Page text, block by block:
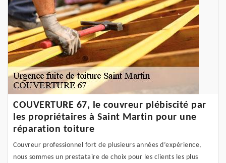
COUVERTURE 67, le couvreur plébiscité par
les propriétaires à Saint Martin pour une
réparation toiture
Couvreur professionnel fort de plusieurs années d’expérience,
nous sommes un prestataire de choix pour les clients les plus